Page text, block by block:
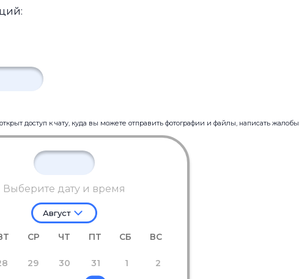
доступ к чату, куда вы можете отправить фотографии и файлы, написать жалобы
Выберите дату и время
Август
СР ЧТ ПТ СБ ВС
29 30 31 1 2